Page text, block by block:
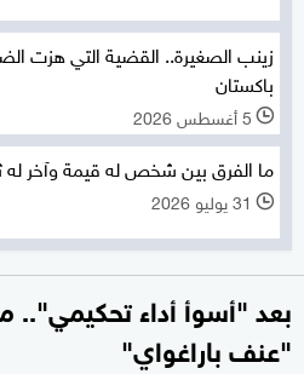
زينب الصغيرة.. القضية التي هزت
باكستان
l 5 أغسطس 2026
ما الفرق بين شخص له قيمة وآخر
l 31 يوليو 2026
بعد "أسوأ أداء تحكيمي"..
"عنف باراغواي"